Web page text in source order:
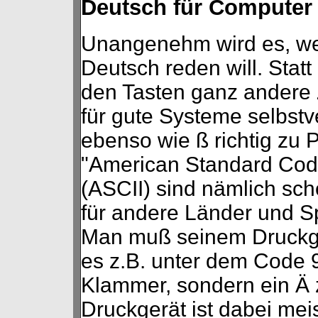
Deutsch für Computer
Unangenehm wird es,
Deutsch reden will.
den Tasten ganz
für gute Systeme
ebenso wie ß richtig zu
"American Standard
(ASCII) sind nämlich
für andere Länder und
Man muß seinem
es z.B. unter dem Code
Klammer, sondern ein
Druckgerät ist dabei